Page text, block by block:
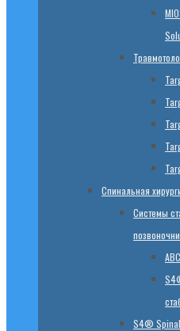
Спинальная
Системы
S4® Spinal